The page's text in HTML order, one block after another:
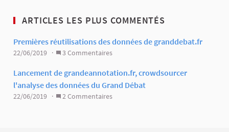
ARTICLES LES PLUS COMMENTÉS
Premières réutilisations des données de granddebat.fr
22/06/2019 · 3 Commentaires
Lancement de grandeannotation.fr, crowdsourcer
l'analyse des données du Grand Débat
22/06/2019 · 2 Commentaires